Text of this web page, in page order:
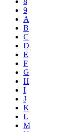
9
A
B
C
D
E
F
G
H
I
J
K
L
M